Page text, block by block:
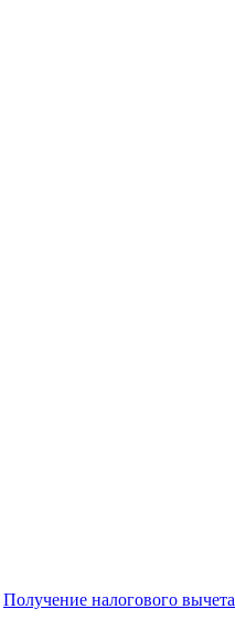
Получение налогового вычета